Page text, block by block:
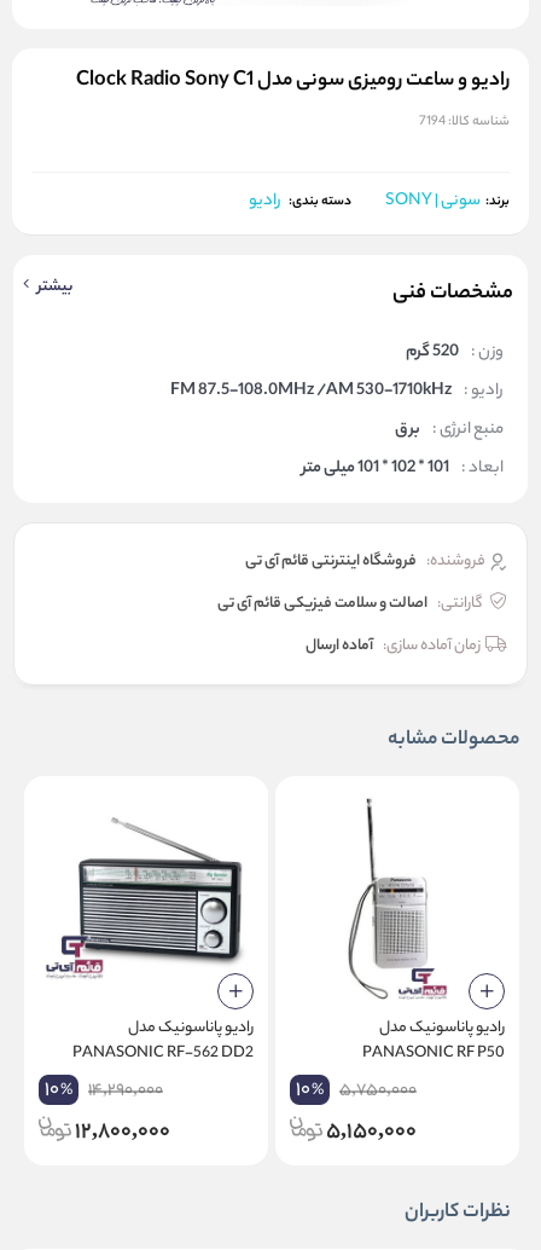
رادیو و ساعت رومیزی سونی مدل Clock Radio Sony C1
شناسه کالا:7194
برند: سونی | SONY دسته بندی: رادیو
مشخصات فنی بیشتر
وزن : 520 گرم
رادیو : FM 87.5-108.0MHz /AM 530-1710kHz
منبع انرژی : برق
ابعاد : 101 * 102 * 101 میلی متر
فروشنده: فروشگاه اینترنتی قائم آی تی
گارانتی: اصالت و سلامت فیزیکی قائم آی تی
زمان آماده سازی: آماده ارسال
محصولات مشابه
رادیو پاناسونیک مدل
PANASONIC RF P50
5,750,000
10%
5,150,000
رادیو پاناسونیک مدل
PANASONIC RF-562 DD2
14,290,000
10%
12,800,000
نظرات کاربران